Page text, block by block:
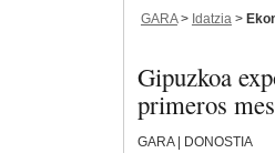
GARA> Idatzia >
Gipuzkoa
primeros
GARA | DONOSTIA